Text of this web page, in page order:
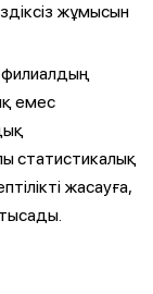
жұмысын
филиалдың
емес
статистикалық
жасауға,